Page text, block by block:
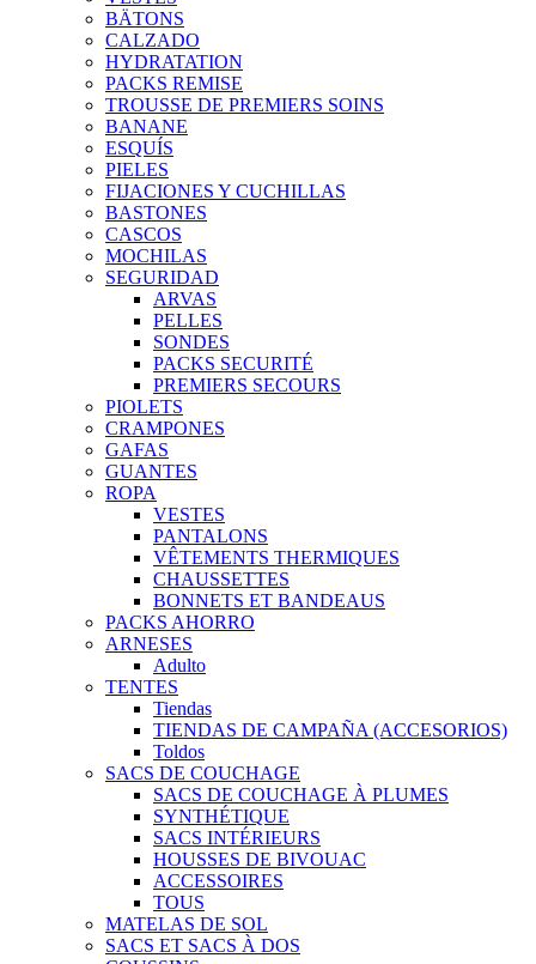
BÄTONS
CALZADO
HYDRATATION
PACKS REMISE
TROUSSE DE PREMIERS SOINS
BANANE
ESQUÍS
PIELES
FIJACIONES Y CUCHILLAS
BASTONES
CASCOS
MOCHILAS
SEGURIDAD
ARVAS
PELLES
SONDES
PACKS SECURITÉ
PREMIERS SECOURS
PIOLETS
CRAMPONES
GAFAS
GUANTES
ROPA
VESTES
PANTALONS
VÊTEMENTS THERMIQUES
CHAUSSETTES
BONNETS ET BANDEAUS
PACKS AHORRO
ARNESES
Adulto
TENTES
Tiendas
TIENDAS DE CAMPAÑA (ACCESORIOS)
Toldos
SACS DE COUCHAGE
SACS DE COUCHAGE À PLUMES
SYNTHÉTIQUE
SACS INTÉRIEURS
HOUSSES DE BIVOUAC
ACCESSOIRES
TOUS
MATELAS DE SOL
SACS ET SACS À DOS